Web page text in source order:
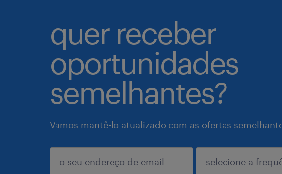
quer receber
oportunidades
semelhantes?
Vamos mantê-lo atualizado com as ofertas